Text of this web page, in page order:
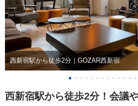
西新宿駅から徒歩2分｜GOZAR西新宿
西新宿駅から徒歩2分！会議